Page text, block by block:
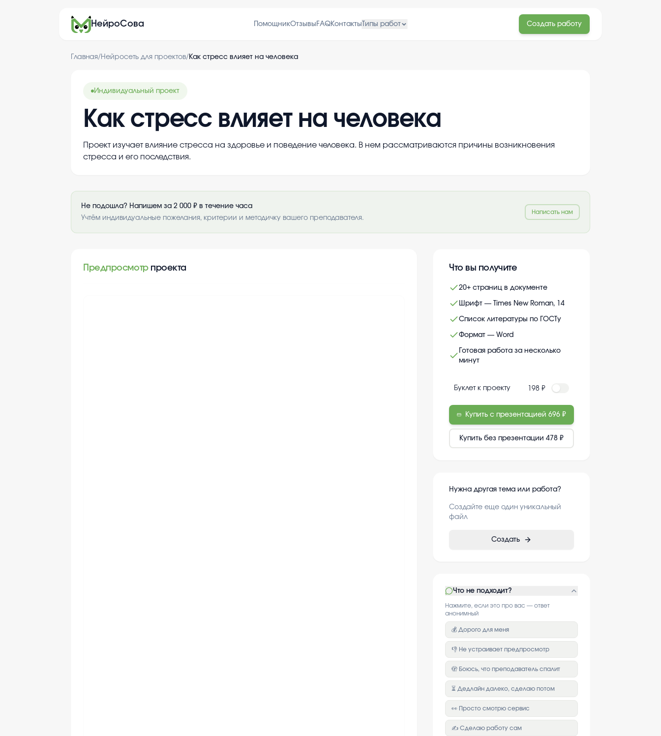
НейроСова ПомощникОтзывы FAQКонтакты Типы работ Создать работу
Главная/ Нейросеть для проектов/ Как стресс влияет на человека
Индивидуальный проект
Как стресс влияет на человека
Проект изучает влияние стресса на здоровье и поведение человека. В нем рассматриваются причины возникновения
стресса и его последствия.
Не подошла? Напишем за 2 000 ₽ в течение часа
Учтём индивидуальные пожелания, критерии и методичку вашего преподавателя.
Написать нам
Предпросмотр проекта Что вы получите
20+ страниц в документе
Шрифт — Times New Roman, 14
Список литературы по ГОСТу
Формат — Word
Готовая работа за несколько
минут
Буклет к проекту 198 ₽
Купить с презентацией 696 ₽
Купить без презентации 478 ₽
Нужна другая тема или работа?
Создайте еще один уникальный
файл
Создать
Что не подходит?
Нажмите, если это про вас — ответ
анонимный
💰 Дорого для меня
👎 Не устраивает предпросмотр
🫣 Боюсь, что преподаватель спалит
⏳ Дедлайн далеко, сделаю потом
👀 Просто смотрю сервис
✍️ Сделаю работу сам